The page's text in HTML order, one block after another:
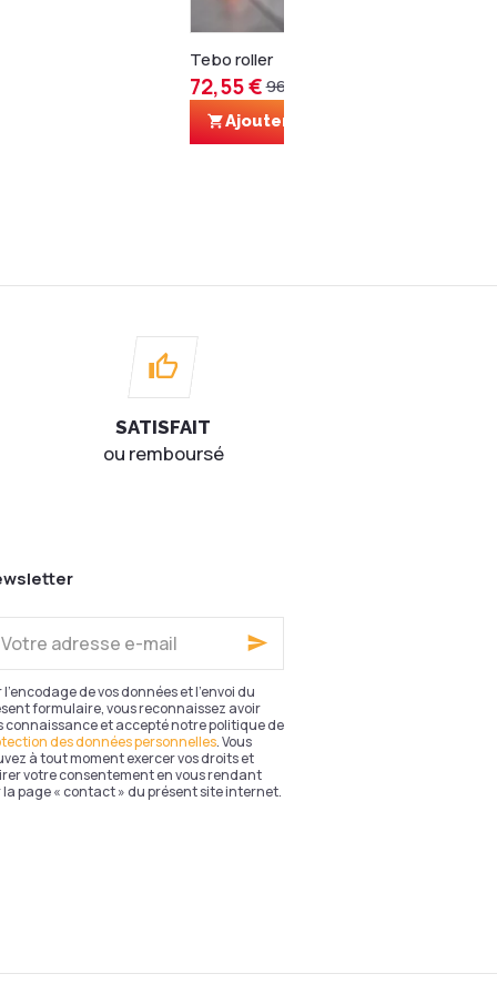
Tebo roller
72,55 €96,74 €
Ajouter au panier
2,04 €
SATISFAIT
ou remboursé
l'encodage de vos données et l'envoi du
formulaire, vous reconnaissez avoir
connaissance et accepté notre politique de
des données personnelles. Vous
à tout moment exercer vos droits et
votre consentement en vous rendant
la page « contact » du présent site internet.